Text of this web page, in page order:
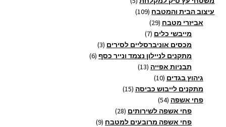
עיצוב הבית והמטבח 109
109
אביזרי מטבח 29
29
מוצרים מייבשי כלים 7
7
מוצרים
מכסים אוניברסליים לסירים 3
3
מוצריםמתקנים לניילון נצמד ונייר כסף 6
6
תבניות אפייה 13
13
גיהוץ בגדים 10
10
מוצרים
מתקנים לייבוש כביסה 15
15
פחי אשפה 54
54
מוצרים
פחי אשפה לשירותים 28
28
מוצרים
פחי אשפה מרובעים למטבח 9
9